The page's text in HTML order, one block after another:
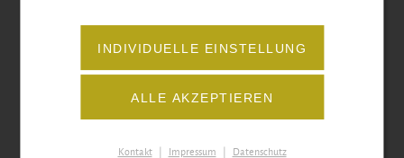
INDIVIDUELLE EINSTELLUNG
ALLE AKZEPTIEREN
Kontakt Impressum Datenschutz